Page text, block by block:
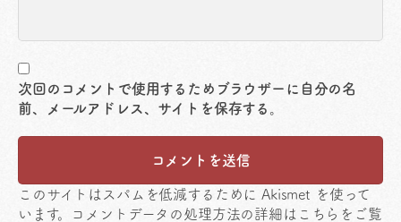
次回のコメントで使用するためブラウザーに自分の名
前、メールアドレス、サイトを保存する。
このサイトはスパムを低減するために Akismet を使って
います。
コメントデータの処理方法の詳細はこちらをご覧